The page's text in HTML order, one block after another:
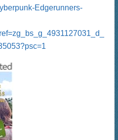
Edgerunners-